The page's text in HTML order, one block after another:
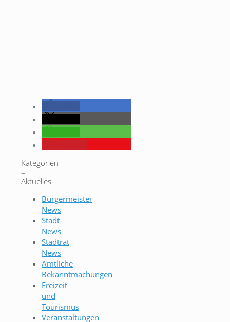
Kategorien
–
Aktuelles
Bürgermeister
News
Stadt
News
Stadtrat
News
Amtliche
Bekanntmachungen
Freizeit
und
Tourismus
Veranstaltungen